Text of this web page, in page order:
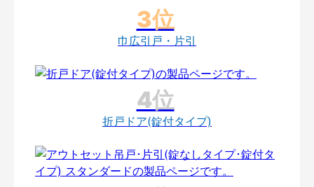
巾広引戸・片引
折戸ドア(錠付タイプ)